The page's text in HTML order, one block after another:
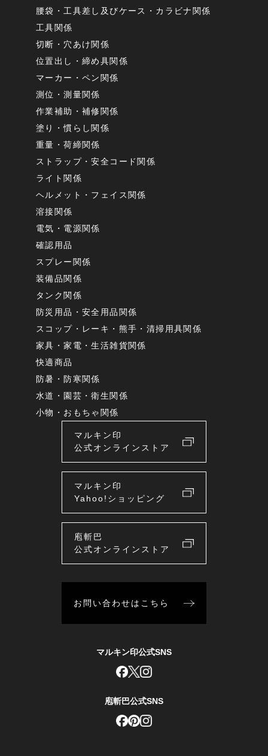
腰袋・工具差し及びケース・カラビナ関係
工具関係
切断・穴あけ関係
位置出し・締め具関係
マーカー・ペン関係
測位・測量関係
作業補助・補修関係
塗り・慣らし関係
重量・荷締関係
ストラップ・安全コード関係
ライト関係
ヘルメット・フェイス関係
溶接関係
電気・電源関係
確認用品
スプレー関係
装備品関係
タンク関係
防災用品・安全用品関係
スコップ・レーキ・熊手・清掃用具関係
家具・家電・生活雑貨関係
快適商品
防暑・防寒関係
水道・園芸・衛生関係
小物・おもちゃ関係
マルキン印
公式オンラインストア
マルキン印
Yahoo!ショッピング
庖斬巴
公式オンラインストア
お問い合わせはこちら
マルキン印公式SNS
庖斬巴公式SNS